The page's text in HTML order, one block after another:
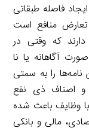
فاصله طبقاتی
تعارض منافع است
که وقتی در
آگاهانه یا نا
را به سمتی
و اصناف ذی نفع
وظایف باعث شده
مالی و بانکی